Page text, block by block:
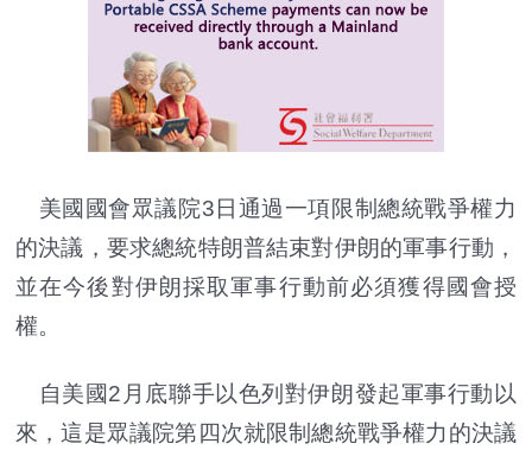
美國國會眾議院3日通過一項限制總統戰爭權力
的決議，要求總統特朗普結束對伊朗的軍事行動，
並在今後對伊朗採取軍事行動前必須獲得國會授
權。
自美國2月底聯手以色列對伊朗發起軍事行動以
來，這是眾議院第四次就限制總統戰爭權力的決議